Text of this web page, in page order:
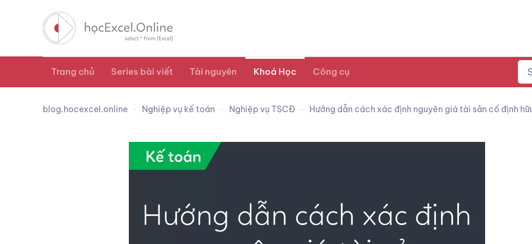
Trang chủ Series bài viết Tài nguyên Khoá Học Công cụ
blog.hocexcel.online Nghiệp vụ kế toán Nghiệp vụ TSCĐ Hướng dẫn cách xác định nguyên giá tài sản cố định